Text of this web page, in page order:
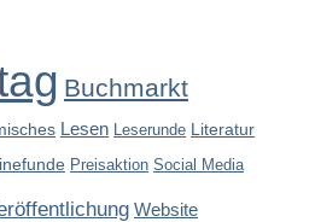
Buchmarkt
Lesen Leserunde Literatur
Preisaktion Social Media
Website